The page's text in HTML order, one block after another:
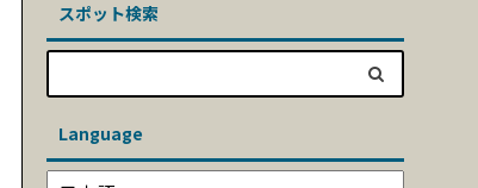
スポット検索
Language